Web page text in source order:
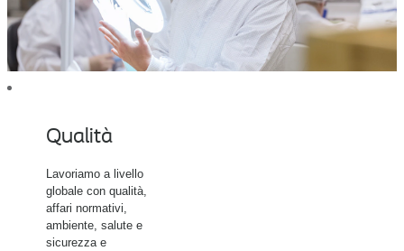
Qualità
Lavoriamo a livello
globale con qualità,
affari normativi,
ambiente, salute e
sicurezza e